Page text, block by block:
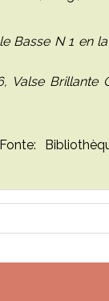
Basse N 1 en
Valse Brillante